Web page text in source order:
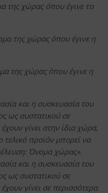
της χώρας όπου έγινε το
της χώρας όπου έγινε η
της χώρας όπου έγινε η
και η συσκευασία του
ως συστατικού σε
γίνει στην ίδια χώρα,
τελικό προϊόν μπορεί να
Όνομα χώρας».
και η συσκευασία του
ως συστατικού σε
γίνει σε περισσότερα